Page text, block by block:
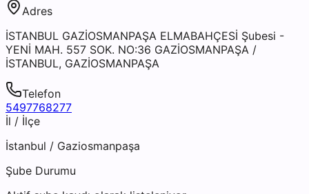
Adres
İSTANBUL GAZİOSMANPAŞA ELMABAHÇESİ Şubesi -
YENİ MAH. 557 SOK. NO:36 GAZİOSMANPAŞA /
İSTANBUL, GAZİOSMANPAŞA
Telefon
5497768277
İl / İlçe
İstanbul / Gaziosmanpaşa
Şube Durumu